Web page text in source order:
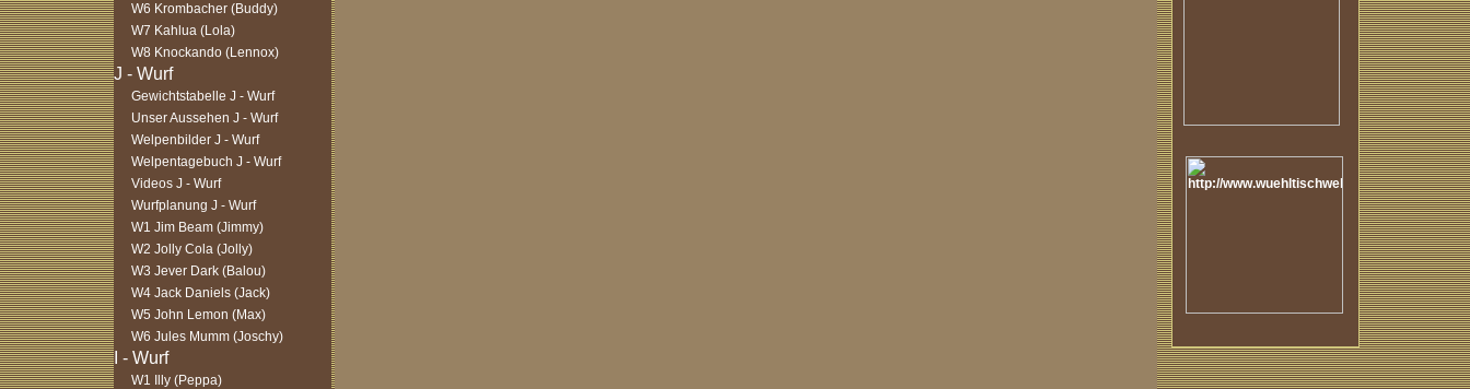
W6 Krombacher (Buddy)
W7 Kahlua (Lola)
W8 Knockando (Lennox)
Gewichtstabelle J - Wurf
Unser Aussehen J - Wurf
Welpenbilder J - Wurf
Welpentagebuch J - Wurf
Videos J - Wurf
Wurfplanung J - Wurf
W1 Jim Beam (Jimmy)
W2 Jolly Cola (Jolly)
W3 Jever Dark (Balou)
W4 Jack Daniels (Jack)
W5 John Lemon (Max)
W6 Jules Mumm (Joschy)
W1 Illy (Peppa)